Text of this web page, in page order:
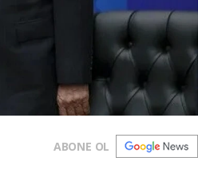
ABONE OL